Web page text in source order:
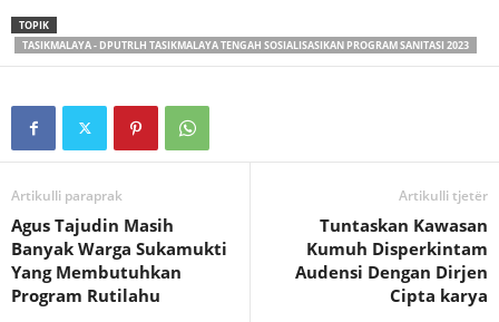
TOPIK
TASIKMALAYA - DPUTRLH TASIKMALAYA TENGAH SOSIALISASIKAN PROGRAM SANITASI 2023
Artikulli paraprak
Agus Tajudin Masih
Banyak Warga Sukamukti
Yang Membutuhkan
Program Rutilahu
Artikulli tjetër
Tuntaskan Kawasan
Kumuh Disperkintam
Audensi Dengan Dirjen
Cipta karya